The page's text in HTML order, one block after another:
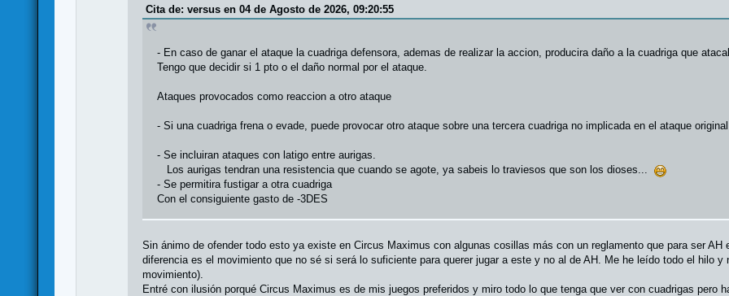
Cita de: versus en 04 de Agosto de 2026, 09:20:55
- En caso de ganar el ataque la cuadriga defensora, ademas de realizar la accion, producira daño a la cuadriga que
Tengo que decidir si 1 pto o el daño normal por el ataque.
Ataques provocados como reaccion a otro ataque
- Si una cuadriga frena o evade, puede provocar otro ataque sobre una tercera cuadriga no implicada en el ataque
- Se incluiran ataques con latigo entre aurigas.
Los aurigas tendran una resistencia que cuando se agote, ya sabeis lo traviesos que son los dioses...
- Se permitira fustigar a otra cuadriga
Con el consiguiente gasto de -3DES
Sin ánimo de ofender todo esto ya existe en Circus Maximus con algunas cosillas más con un reglamento que para ser
diferencia es el movimiento que no sé si será lo suficiente para querer jugar a este y no al de AH. Me he leído todo el hilo y
movimiento).
Entré con ilusión porqué Circus Maximus es de mis juegos preferidos y miro todo lo que tenga que ver con cuadrigas pero